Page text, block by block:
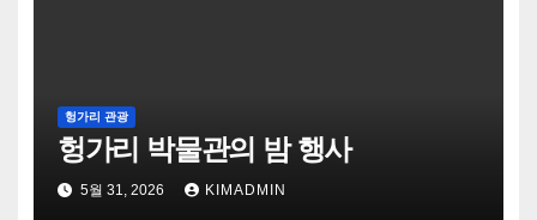
헝가리 관광
헝가리 박물관의 밤 행사
5월 31, 2026 KIMADMIN